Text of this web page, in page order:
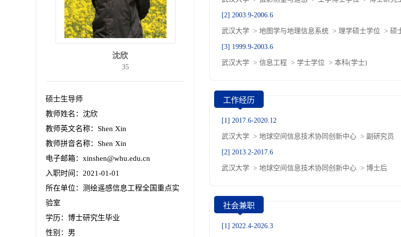
沈欣
35
硕士生导师
教师姓名：沈欣
教师英文名称：Shen Xin
教师拼音名称：Shen Xin
电子邮箱： xinshen@whu.edu.cn
入职时间：2021-01-01
所在单位：测绘遥感信息工程全国重点实
验室
学历：博士研究生毕业
性别：男
[2] 2003.9-2006.6
武汉大学 > 地图学与地理信息系统 > 理学硕士学位 > 硕
[3] 1999.9-2003.6
武汉大学 > 信息工程 > 学士学位 > 本科(学士)
工作经历
[1] 2017.6-2020.12
武汉大学 > 地球空间信息技术协同创新中心 > 副研究员
[2] 2013.2-2017.6
武汉大学 > 地球空间信息技术协同创新中心 > 博士后
社会兼职
[1] 2022.4-2026.3